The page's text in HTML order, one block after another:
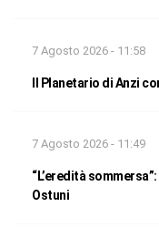
7 Agosto 2026 - 11:58
Il Planetario di Anzi
7 Agosto 2026 - 11:49
“L’eredità
Ostuni